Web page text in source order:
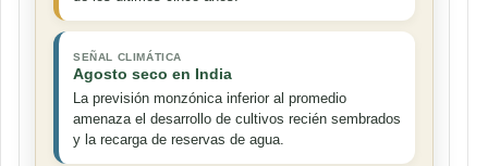
SEÑAL CLIMÁTICA
Agosto seco en India
La previsión monzónica inferior al promedio
amenaza el desarrollo de cultivos recién sembrados
y la recarga de reservas de agua.